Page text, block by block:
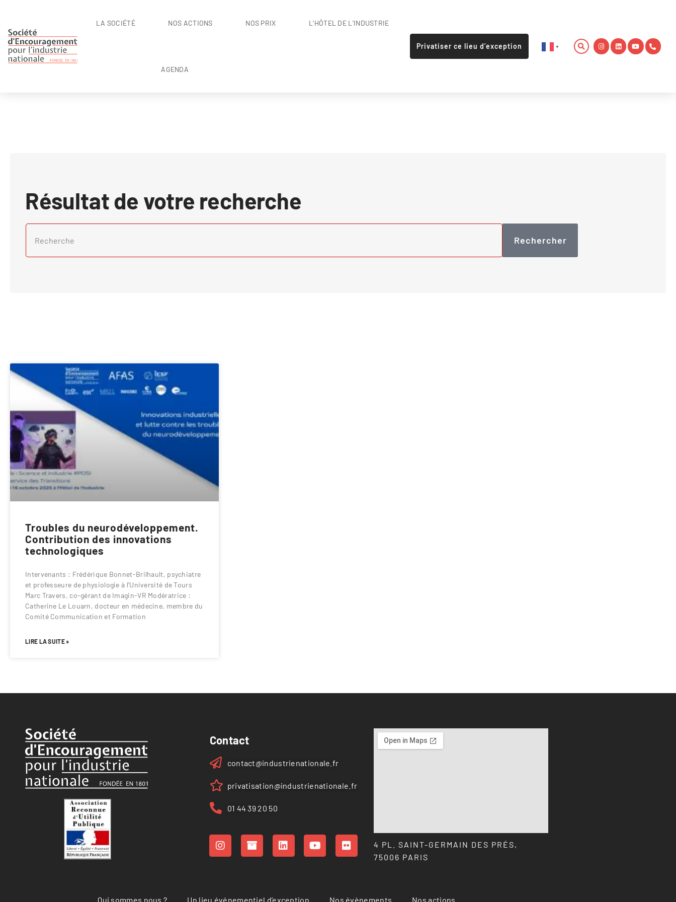
LA SOCIÉTÉ NOS ACTIONS NOS PRIX L’HÔTEL DE L’INDUSTRIE
AGENDA
Privatiser ce lieu d’exception ▼
Résultat de votre recherche
Rechercher
Troubles du neurodéveloppement.
Contribution des innovations
technologiques
Intervenants : Frédérique Bonnet-Brilhault, psychiatre
et professeure de physiologie à l’Université de Tours
Marc Travers, co-gérant de Imagin-VR Modératrice :
Catherine Le Louarn, docteur en médecine, membre du
Comité Communication et Formation
LIRE LA SUITE »
Contact
contact@industrienationale.fr
privatisation@industrienationale.fr
01 44 39 20 50
4 PL. SAINT-GERMAIN DES PRÉS,
75006 PARIS
Qui sommes nous ? Un lieu événementiel d’exception Nos évènements Nos actions